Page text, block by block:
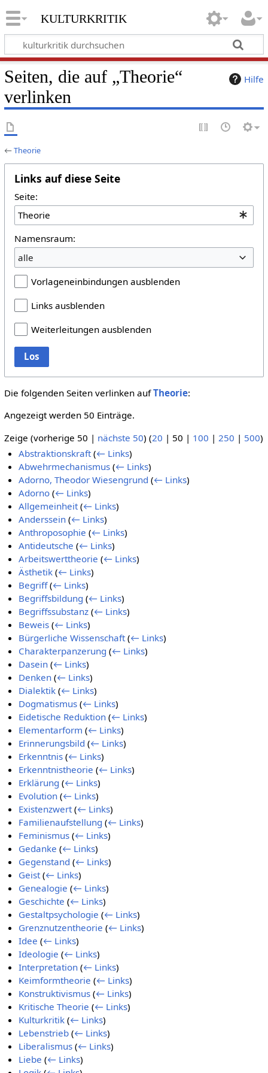
kulturkritik
Hilfe
Seiten, die auf „Theorie“
verlinken
←Theorie
Links auf diese Seite
Seite:
Namensraum:
alle
Vorlageneinbindungen ausblenden
Links ausblenden
Weiterleitungen ausblenden
Los
Die folgenden Seiten verlinken aufTheorie:
Angezeigt werden 50 Einträge.
Zeige (vorherige 50 | nächste 50) (20 | 50 | 100 | 250 | 500)
Abstraktionskraft (← Links)
Abwehrmechanismus (← Links)
Adorno, Theodor Wiesengrund (← Links)
Adorno (← Links)
Allgemeinheit (← Links)
Anderssein (← Links)
Anthroposophie (← Links)
Antideutsche (← Links)
Arbeitswerttheorie (← Links)
Ästhetik (← Links)
Begriff (← Links)
Begriffsbildung (← Links)
Begriffssubstanz (← Links)
Beweis (← Links)
Bürgerliche Wissenschaft (← Links)
Charakterpanzerung (← Links)
Dasein (← Links)
Denken (← Links)
Dialektik (← Links)
Dogmatismus (← Links)
Eidetische Reduktion (← Links)
Elementarform (← Links)
Erinnerungsbild (← Links)
Erkenntnis (← Links)
Erkenntnistheorie (← Links)
Erklärung (← Links)
Evolution (← Links)
Existenzwert (← Links)
Familienaufstellung (← Links)
Feminismus (← Links)
Gedanke (← Links)
Gegenstand (← Links)
Geist (← Links)
Genealogie (← Links)
Geschichte (← Links)
Gestaltpsychologie (← Links)
Grenznutzentheorie (← Links)
Idee (← Links)
Ideologie (← Links)
Interpretation (← Links)
Keimformtheorie (← Links)
Konstruktivismus (← Links)
Kritische Theorie (← Links)
Kulturkritik (← Links)
Lebenstrieb (← Links)
Liberalismus (← Links)
Liebe (← Links)